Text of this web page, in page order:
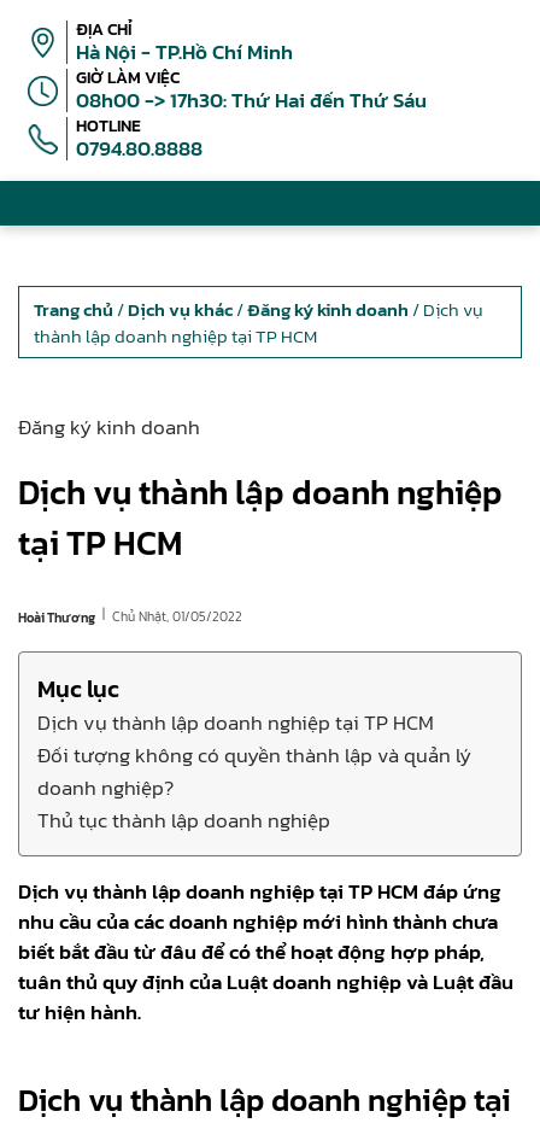
ĐỊA CHỈ
Hà Nội - TP.Hồ Chí Minh
GIỜ LÀM VIỆC
08h00 -> 17h30: Thứ Hai đến Thứ Sáu
HOTLINE
0794.80.8888
Trang chủ /Dịch vụ khác/Đăng ký kinh doanh / Dịch vụ
thành lập doanh nghiệp tại TP HCM
Đăng ký kinh doanh
Dịch vụ thành lập doanh nghiệp
tại TP HCM
Hoài Thương | Chủ Nhật, 01/05/2022
Mục lục
Dịch vụ thành lập doanh nghiệp tại TP HCM
Đối tượng không có quyền thành lập và quản lý
doanh nghiệp?
Thủ tục thành lập doanh nghiệp
Dịch vụ thành lập doanh nghiệp tại TP HCM đáp ứng
nhu cầu của các doanh nghiệp mới hình thành chưa
biết bắt đầu từ đâu để có thể hoạt động hợp pháp,
tuân thủ quy định của Luật doanh nghiệp và Luật đầu
tư hiện hành.
Dịch vụ thành lập doanh nghiệp tại